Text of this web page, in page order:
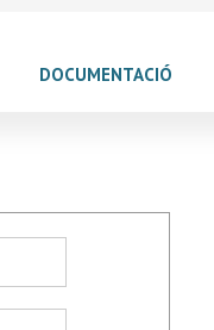
DOCUMENTACIÓ